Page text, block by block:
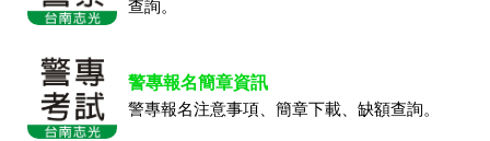
查詢。
警專報名簡章資訊
警專報名注意事項、簡章下載、缺額查詢。